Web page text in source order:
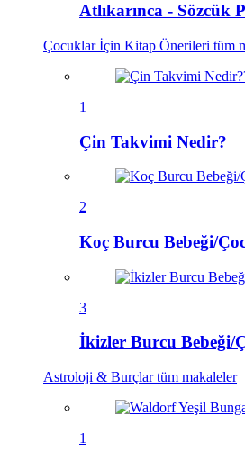
Atlıkarınca - Sözcük
Çocuklar İçin Kitap Önerileri tüm
1
Çin Takvimi Nedir?
2
Koç Burcu Bebeği/
3
İkizler Burcu Bebeği/
Astroloji & Burçlartüm makaleler
1